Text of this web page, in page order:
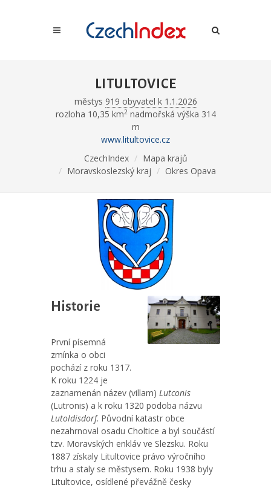
LITULTOVICE
městys 919 obyvatel k 1.1.2026
rozloha 10,35 km2nadmořská výška 314
m
www.litultovice.cz
CzechIndex
Mapa krajů
Moravskoslezský kraj
Okres Opava
Historie
První písemná
zmínka o obci
pochází z roku 1317.
K roku 1224 je
zaznamenán název (villam) Lutconis
(Lutronis) a k roku 1320 podoba názvu
Lutoldisdorf. Původní katastr obce
nezahrnoval osadu Choltice a byl součástí
tzv. Moravských enkláv ve Slezsku. Roku
1887 získaly Litultovice právo výročního
trhu a staly se městysem. Roku 1938 byly
Litultovice, osídlené převážně česky